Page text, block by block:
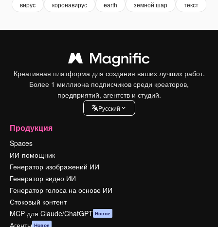
вирус коронавирус earth земной шар текст
Креативная платформа для создания ваших лучших работ.
Более 1 миллиона подписчиков среди креаторов,
предприятий, агентств и студий.
Pусский
Продукция
Spaces
ИИ-помощник
Генератор изображений ИИ
Генератор видео ИИ
Генератор голоса на основе ИИ
Стоковый контент
MCP для Claude/ChatGPT Новое
Агенты Новое